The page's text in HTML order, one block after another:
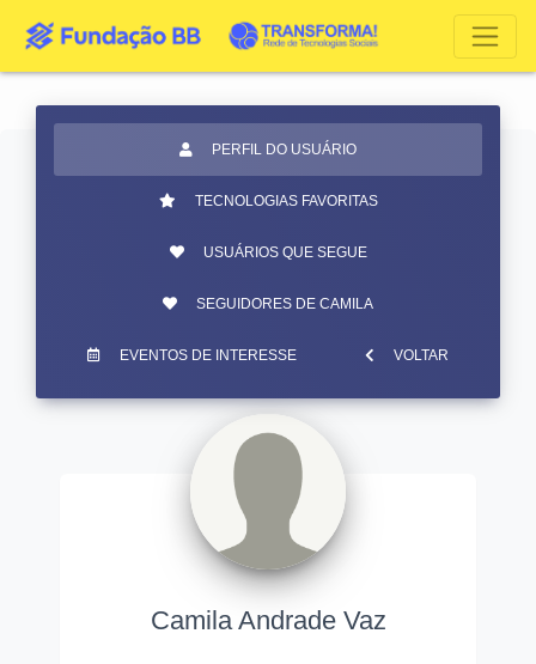
PERFIL DO USUÁRIO
TECNOLOGIAS FAVORITAS
USUÁRIOS QUE SEGUE
SEGUIDORES DE CAMILA
EVENTOS DE INTERESSE VOLTAR
Camila Andrade Vaz